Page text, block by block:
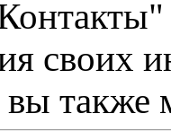
своих
также